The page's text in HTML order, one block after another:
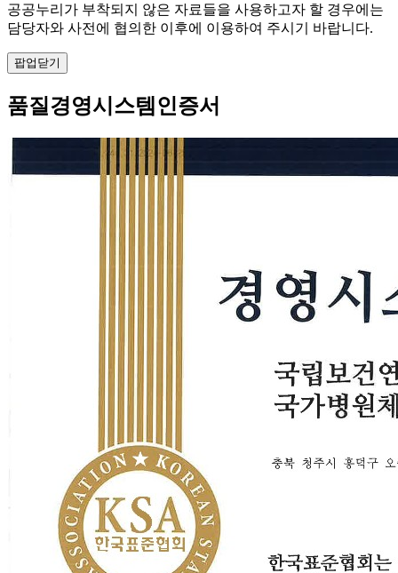
공공누리가 부착되지 않은 자료들을 사용하고자 할 경우에는
담당자와 사전에 협의한 이후에 이용하여 주시기 바랍니다.
팝업닫기
품질경영시스템인증서